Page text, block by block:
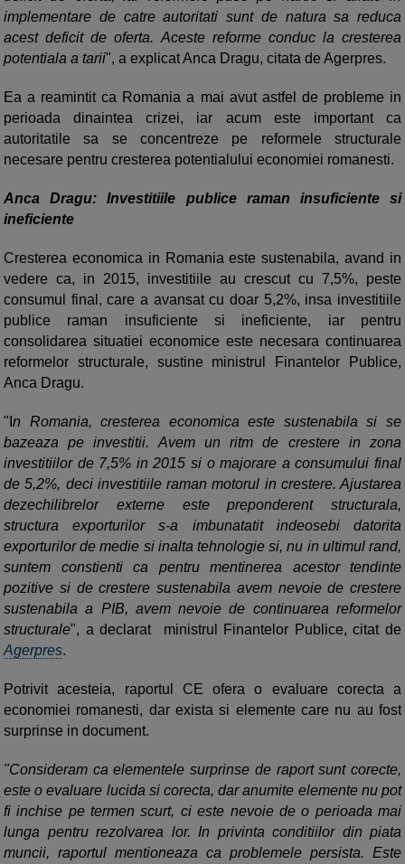
implementare de catre autoritati sunt de natura sa reduca
acest deficit de oferta. Aceste reforme conduc la cresterea
potentiala a tarii", a explicat Anca Dragu, citata de Agerpres.
Ea a reamintit ca Romania a mai avut astfel de probleme in
perioada dinaintea crizei, iar acum este important ca
autoritatile sa se concentreze pe reformele structurale
necesare pentru cresterea potentialului economiei romanesti.
Anca Dragu: Investitiile publice raman insuficiente si
ineficiente
Cresterea economica in Romania este sustenabila, avand in
vedere ca, in 2015, investitiile au crescut cu 7,5%, peste
consumul final, care a avansat cu doar 5,2%, insa investitiile
publice raman insuficiente si ineficiente, iar pentru
consolidarea situatiei economice este necesara continuarea
reformelor structurale, sustine ministrul Finantelor Publice,
Anca Dragu.
"I n Romania, cresterea economica este sustenabila si se
bazeaza pe investitii. Avem un ritm de crestere in zona
investitiilor de 7,5% in 2015 si o majorare a consumului final
de 5,2%, deci investitiile raman motorul in crestere. Ajustarea
dezechilibrelor externe este preponderent structurala,
structura exporturilor s-a imbunatatit indeosebi datorita
exporturilor de medie si inalta tehnologie si, nu in ultimul rand,
suntem constienti ca pentru mentinerea acestor tendinte
pozitive si de crestere sustenabila avem nevoie de crestere
sustenabila a PIB, avem nevoie de continuarea reformelor
structurale", a declarat ministrul Finantelor Publice, citat de
Agerpres.
Potrivit acesteia, raportul CE ofera o evaluare corecta a
economiei romanesti, dar exista si elemente care nu au fost
surprinse in document.
"Consideram ca elementele surprinse de raport sunt corecte,
este o evaluare lucida si corecta, dar anumite elemente nu pot
fi inchise pe termen scurt, ci este nevoie de o perioada mai
lunga pentru rezolvarea lor. In privinta conditiilor din piata
muncii, raportul mentioneaza ca problemele persista. Este